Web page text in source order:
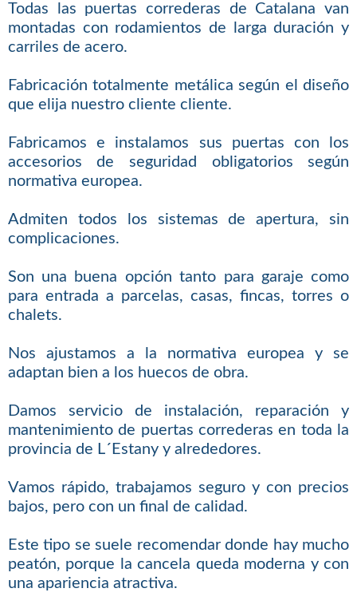
Todas las puertas correderas de Catalana van
montadas con rodamientos de larga duración y
carriles de acero.
Fabricación totalmente metálica según el diseño
que elija nuestro cliente cliente.
Fabricamos e instalamos sus puertas con los
accesorios de seguridad obligatorios según
normativa europea.
Admiten todos los sistemas de apertura, sin
complicaciones.
Son una buena opción tanto para garaje como
para entrada a parcelas, casas, fincas, torres o
chalets.
Nos ajustamos a la normativa europea y se
adaptan bien a los huecos de obra.
Damos servicio de instalación, reparación y
mantenimiento de puertas correderas en toda la
provincia de L´Estany y alrededores.
Vamos rápido, trabajamos seguro y con precios
bajos, pero con un final de calidad.
Este tipo se suele recomendar donde hay mucho
peatón, porque la cancela queda moderna y con
una apariencia atractiva.